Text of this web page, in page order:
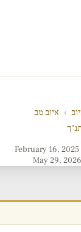
› איוב מב
February 16, 2025
May 29, 2026